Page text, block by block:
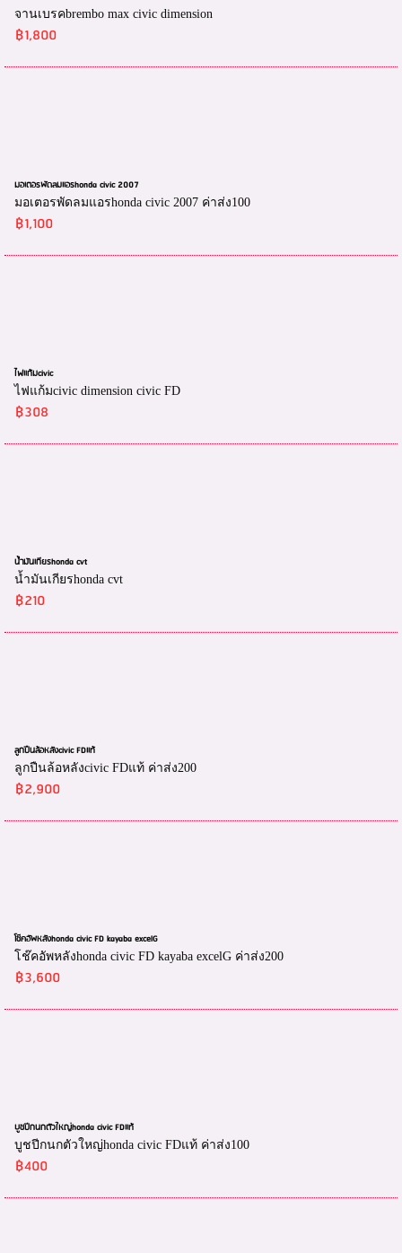
จานเบรคbrembo max civic dimension
฿1,800
มอเตอรพัดลมแอรhonda civic 2007
มอเตอรพัดลมแอรhonda civic 2007 ค่าส่ง100
฿1,100
ไฟแก้มcivic
ไฟแก้มcivic dimension civic FD
฿308
น้ำมันเกียรhonda cvt
น้ำมันเกียรhonda cvt
฿210
ลูกปืนล้อหลังcivic FDแท้
ลูกปืนล้อหลังcivic FDแท้ ค่าส่ง200
฿2,900
โช๊คอัพหลังhonda civic FD kayaba excelG
โช๊คอัพหลังhonda civic FD kayaba excelG ค่าส่ง200
฿3,600
บูชปีกนกตัวใหญ่honda civic FDแท้
บูชปีกนกตัวใหญ่honda civic FDแท้ ค่าส่ง100
฿400